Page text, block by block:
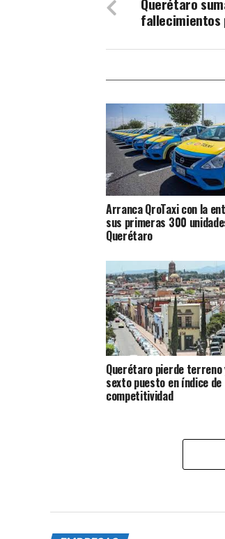
Querétaro
fallecimientos
Arranca QroTaxi con la
sus primeras 300
Querétaro
Querétaro pierde terreno
sexto puesto en índice de
competitividad